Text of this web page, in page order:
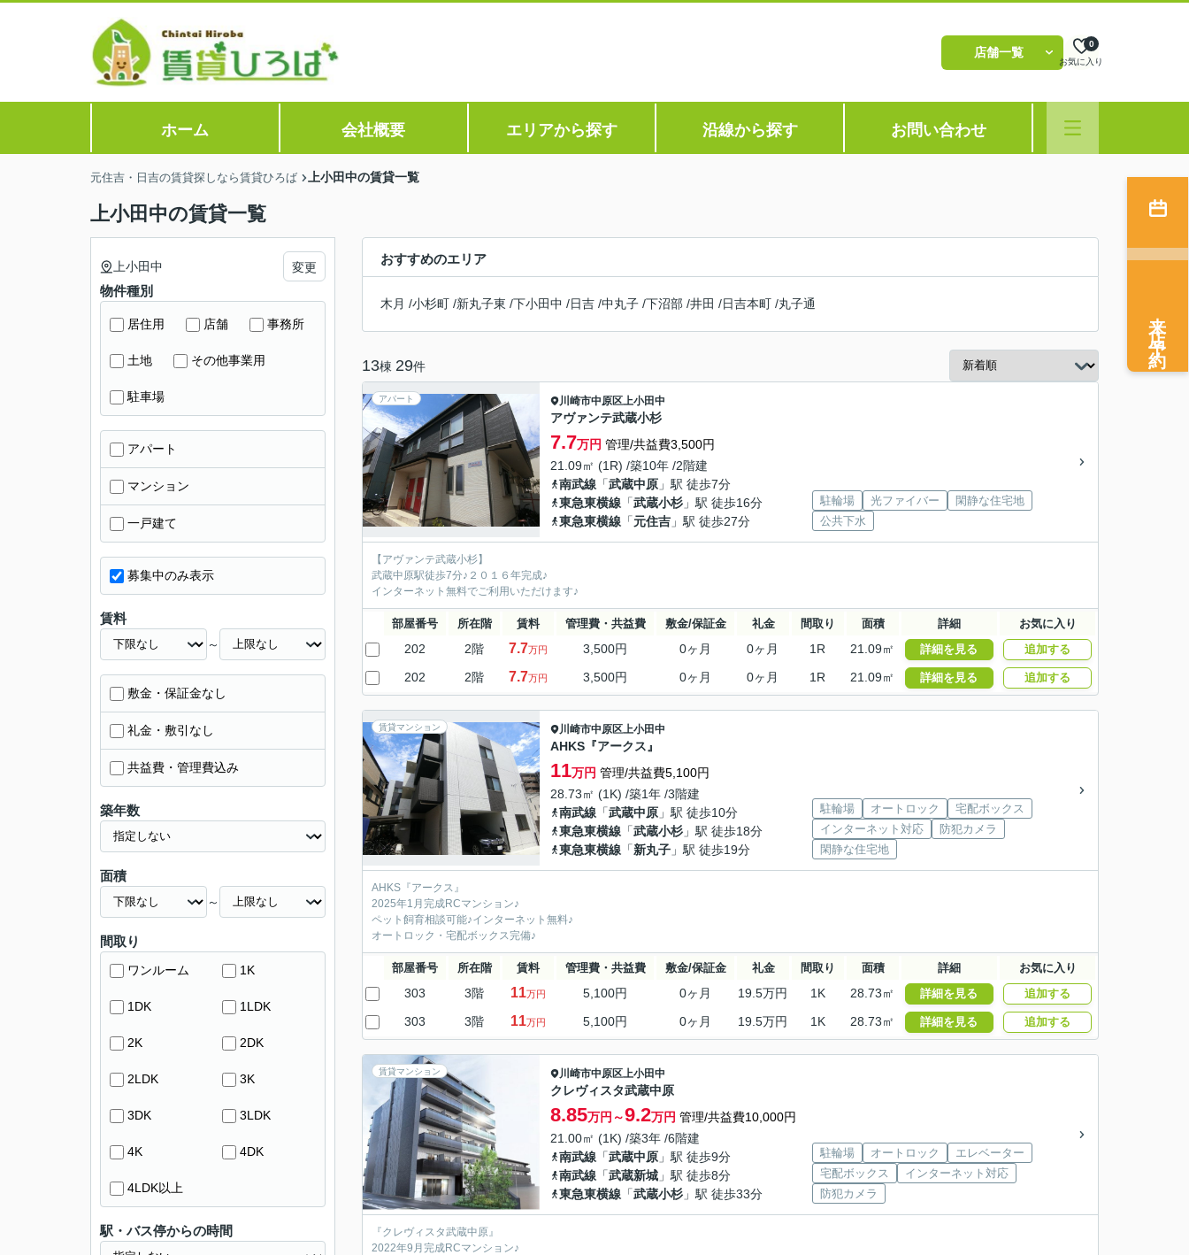
店舗一覧
お気に入り
0
ホーム 会社概要 エリアから探す 沿線から探す お問い合わせ
元住吉・日吉の賃貸探しなら賃貸ひろば 上小田中の賃貸一覧
上小田中の賃貸一覧
おすすめのエリア
木月 /小杉町 /新丸子東 /下小田中 /日吉 /中丸子 /下沼部 /井田 /日吉本町 /丸子通
13棟 29件
アパート 川崎市中原区上小田中
アヴァンテ武蔵小杉
7.7万円 管理/共益費3,500円
21.09㎡ (1R) /築10年 /2階建
南武線 「武蔵中原 」駅 徒歩7分
東急東横線 「武蔵小杉 」駅 徒歩16分
東急東横線 「元住吉 」駅 徒歩27分
駐輪場 光ファイバー
閑静な住宅地
公共下水
【アヴァンテ武蔵小杉】
武蔵中原駅徒歩7分♪２０１６年完成♪
インターネット無料でご利用いただけます♪
部屋番号 所在階 賃料 管理費・共益費 敷金/保証金 礼金 間取り 面積 詳細 お気に入り
202 2階 7.7万円 3,500円 0ヶ月 0ヶ月 1R 21.09㎡ 詳細を見る 追加する
202 2階 7.7万円 3,500円 0ヶ月 0ヶ月 1R 21.09㎡ 詳細を見る 追加する
賃貸マンション 川崎市中原区上小田中
AHKS『アークス』
11万円 管理/共益費5,100円
28.73㎡ (1K) /築1年 /3階建
南武線 「武蔵中原 」駅 徒歩10分
東急東横線 「武蔵小杉 」駅 徒歩18分
東急東横線 「新丸子 」駅 徒歩19分
駐輪場 オートロック
宅配ボックス
インターネット対応
防犯カメラ
閑静な住宅地
AHKS『アークス』
2025年1月完成RCマンション♪
ペット飼育相談可能♪インターネット無料♪
オートロック・宅配ボックス完備♪
部屋番号 所在階 賃料 管理費・共益費 敷金/保証金 礼金 間取り 面積 詳細 お気に入り
303 3階 11万円 5,100円 0ヶ月 19.5万円 1K 28.73㎡ 詳細を見る 追加する
303 3階 11万円 5,100円 0ヶ月 19.5万円 1K 28.73㎡ 詳細を見る 追加する
賃貸マンション 川崎市中原区上小田中
クレヴィスタ武蔵中原
8.85万円～9.2万円 管理/共益費10,000円
21.00㎡ (1K) /築3年 /6階建
南武線 「武蔵中原 」駅 徒歩9分
南武線 「武蔵新城 」駅 徒歩8分
東急東横線 「武蔵小杉 」駅 徒歩33分
駐輪場 オートロック
エレベーター
宅配ボックス
インターネット対応
防犯カメラ
『クレヴィスタ武蔵中原』
2022年9月完成RCマンション♪
上小田中 変更
物件種別
居住用 店舗 事務所
土地 その他事業用
駐車場
アパート
マンション
一戸建て
募集中のみ表示
賃料
～
敷金・保証金なし
礼金・敷引なし
共益費・管理費込み
築年数
面積
～
間取り
ワンルーム 1K
1DK 1LDK
2K 2DK
2LDK 3K
3DK 3LDK
4K 4DK
4LDK以上
駅・バス停からの時間
来店予約